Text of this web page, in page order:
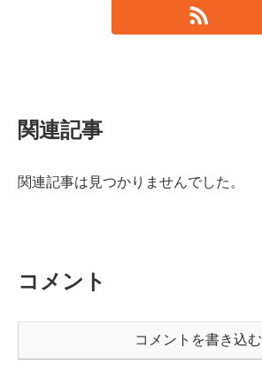
関連記事
関連記事は見つかりませんでした。
コメント
コメントを書き込む